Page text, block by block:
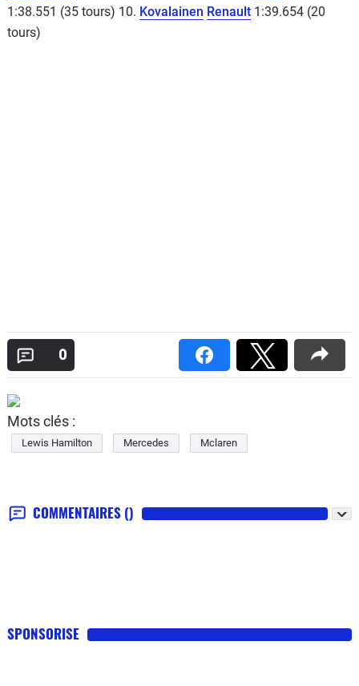
1:38.551 (35 tours) 10. Kovalainen Renault 1:39.654 (20
tours)
0
Mots clés :
Lewis Hamilton Mercedes Mclaren
COMMENTAIRES ()
SPONSORISE